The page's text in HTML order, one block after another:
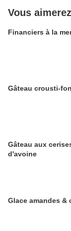
Vous
Financiers à la
Gâteau crousti-
Gâteau aux
d'avoine
Glace amandes &